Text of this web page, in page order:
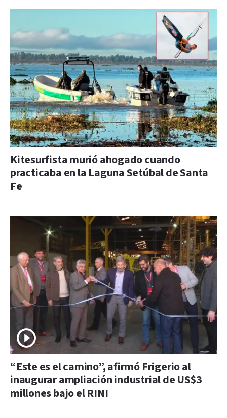
Kitesurfista murió ahogado cuando
practicaba en la Laguna Setúbal de Santa
Fe
“Este es el camino”, afirmó Frigerio al
inaugurar ampliación industrial de US$3
millones bajo el RINI